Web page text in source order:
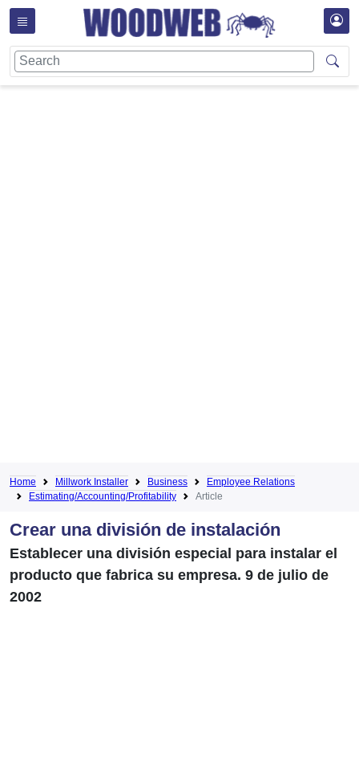
Home Millwork Installer Business
Employee Relations
Estimating/Accounting/Profitability
Article
Crear una división de instalación
Establecer una división especial para instalar el
producto que fabrica su empresa. 9 de julio de
2002